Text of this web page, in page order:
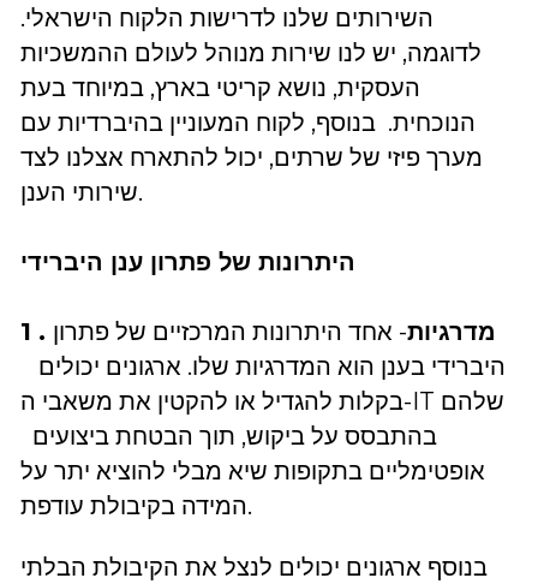
השירותים שלנו לדרישות הלקוח הישראלי.
לדוגמה, יש לנו שירות מנוהל לעולם ההמשכיות
העסקית, נושא קריטי בארץ, במיוחד בעת
הנוכחית. בנוסף, לקוח המעוניין בהיברדיות עם
מערך פיזי של שרתים, יכול להתארח אצלנו לצד
שירותי הענן.
היתרונות של פתרון ענן היברידי
1 . מדרגיות- אחד היתרונות המרכזיים של פתרון
היברידי בענן הוא המדרגיות שלו. ארגונים יכולים
בקלות להגדיל או להקטין את משאבי ה-IT שלהם
בהתבסס על ביקוש, תוך הבטחת ביצועים
אופטימליים בתקופות שיא מבלי להוציא יתר על
המידה בקיבולת עודפת.
בנוסף ארגונים יכולים לנצל את הקיבולת הבלתי